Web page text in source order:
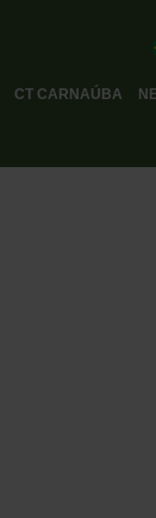
CT CARNAÚBA